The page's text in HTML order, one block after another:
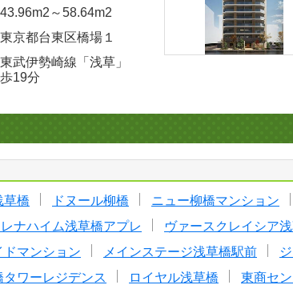
43.96m2 ～58.64m2
東京都台東区橋場１
東武伊勢崎線「浅草」
歩19分
草橋 ドヌール柳橋 ニュー柳橋マンション
ナハイム浅草橋アプレ ヴァースクレイシア
マンション メインステージ浅草橋駅前
ワーレジデンス ロイヤル浅草橋 東商セ